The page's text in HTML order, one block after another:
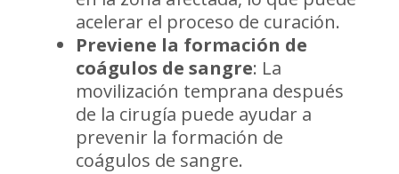
acelerar el proceso de curación.
Previene la formación de
coágulos de sangre: La
movilización temprana después
de la cirugía puede ayudar a
prevenir la formación de
coágulos de sangre.